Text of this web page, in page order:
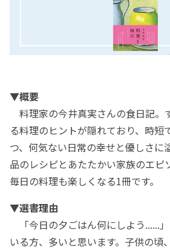
▼概要
料理家の今井真実さんの食日記。
る料理のヒントが隠れており、時短
つ、何気ない日常の幸せと優しさに
品のレシピとあたたかい家族のエピ
毎日の料理も楽しくなる1冊です。
▼選書理由
「今日の夕ごはん何にしよう......
いる方、多いと思います。子供の頃